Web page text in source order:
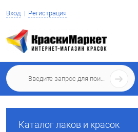
Вход Регистрация
Каталог лаков и красок